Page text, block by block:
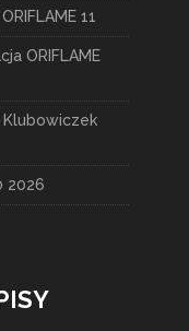
11
ORIFLAME
2026